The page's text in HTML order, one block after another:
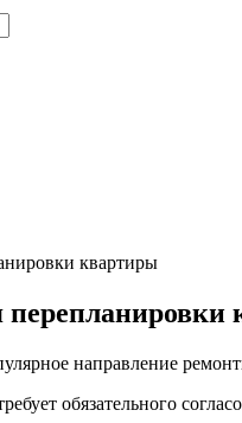
квартиры
перепланировки
направление
обязательного